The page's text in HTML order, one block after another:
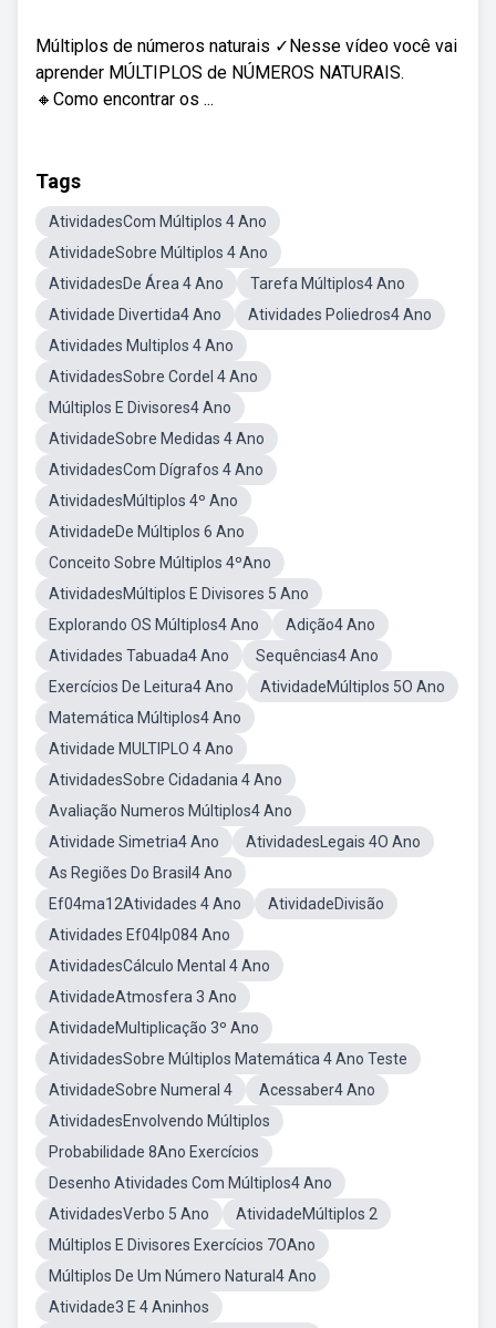
Múltiplos de números naturais ✓Nesse vídeo você vai
aprender MÚLTIPLOS de NÚMEROS NATURAIS.
🔸Como encontrar os ...
Tags
AtividadesCom Múltiplos 4 Ano
AtividadeSobre Múltiplos 4 Ano
AtividadesDe Área 4 Ano
Tarefa Múltiplos4 Ano
Atividade Divertida4 Ano
Atividades Poliedros4 Ano
Atividades Multiplos 4 Ano
AtividadesSobre Cordel 4 Ano
Múltiplos E Divisores4 Ano
AtividadeSobre Medidas 4 Ano
AtividadesCom Dígrafos 4 Ano
AtividadesMúltiplos 4º Ano
AtividadeDe Múltiplos 6 Ano
Conceito Sobre Múltiplos 4ºAno
AtividadesMúltiplos E Divisores 5 Ano
Explorando OS Múltiplos4 Ano
Adição4 Ano
Atividades Tabuada4 Ano
Sequências4 Ano
Exercícios De Leitura4 Ano
AtividadeMúltiplos 5O Ano
Matemática Múltiplos4 Ano
Atividade MULTIPLO 4 Ano
AtividadesSobre Cidadania 4 Ano
Avaliação Numeros Múltiplos4 Ano
Atividade Simetria4 Ano
AtividadesLegais 4O Ano
As Regiões Do Brasil4 Ano
Ef04ma12Atividades 4 Ano
AtividadeDivisão
Atividades Ef04lp084 Ano
AtividadesCálculo Mental 4 Ano
AtividadeAtmosfera 3 Ano
AtividadeMultiplicação 3º Ano
AtividadesSobre Múltiplos Matemática 4 Ano Teste
AtividadeSobre Numeral 4
Acessaber4 Ano
AtividadesEnvolvendo Múltiplos
Probabilidade 8Ano Exercícios
Desenho Atividades Com Múltiplos4 Ano
AtividadesVerbo 5 Ano
AtividadeMúltiplos 2
Múltiplos E Divisores Exercícios 7OAno
Múltiplos De Um Número Natural4 Ano
Atividade3 E 4 Aninhos